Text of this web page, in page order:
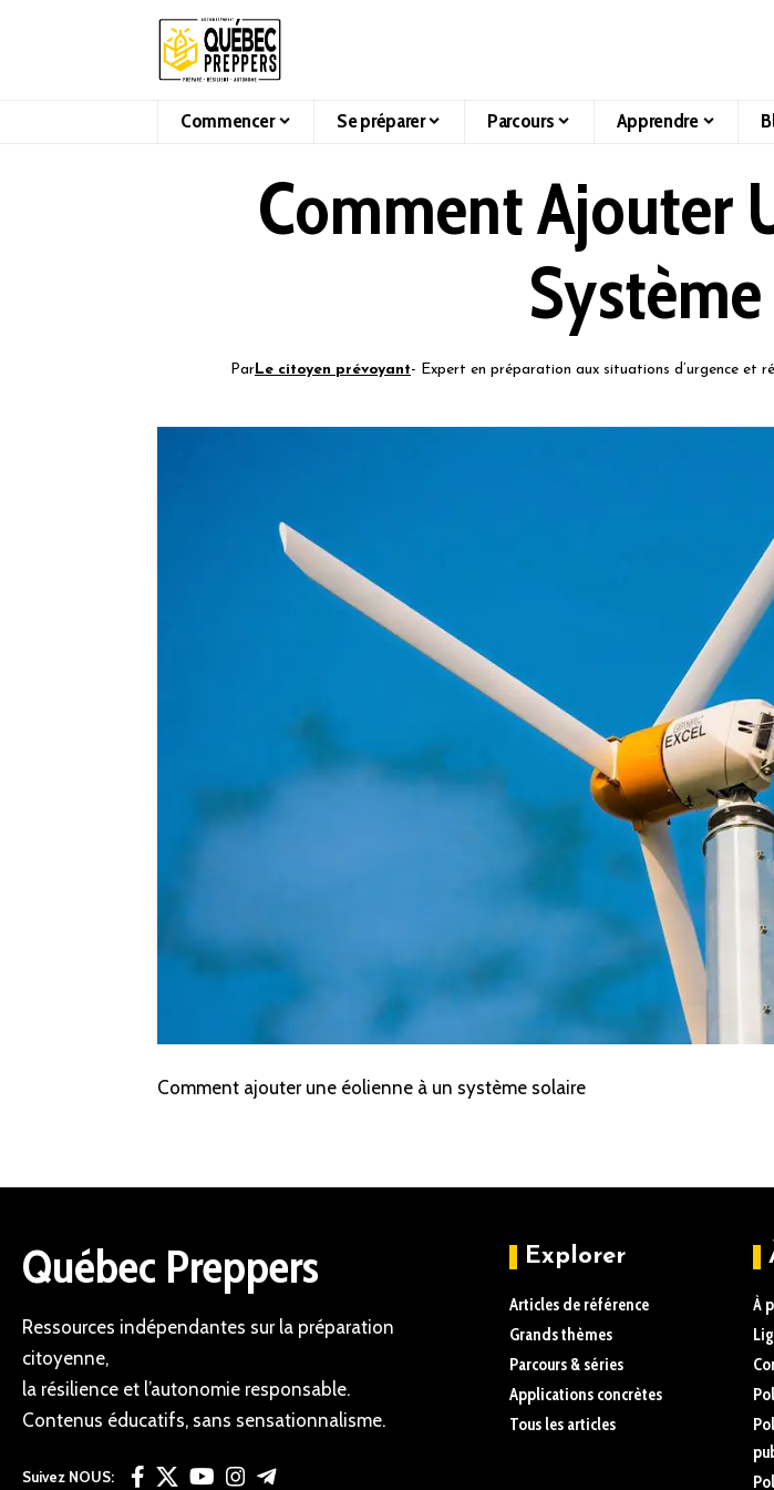
Commencer Se préparer Parcours Apprendre
Comment Ajouter
Par Le citoyen prévoyant- Expert en préparation aux situations d’urgence et
Comment ajouter une éolienne à un système solaire
Québec Preppers
Ressources indépendantes sur la préparation
citoyenne,
la résilience et l’autonomie responsable.
Contenus éducatifs, sans sensationnalisme.
Suivez NOUS:
Explorer
Articles de référence
Grands thèmes
Parcours & séries
Applications concrètes
Tous les articles
À